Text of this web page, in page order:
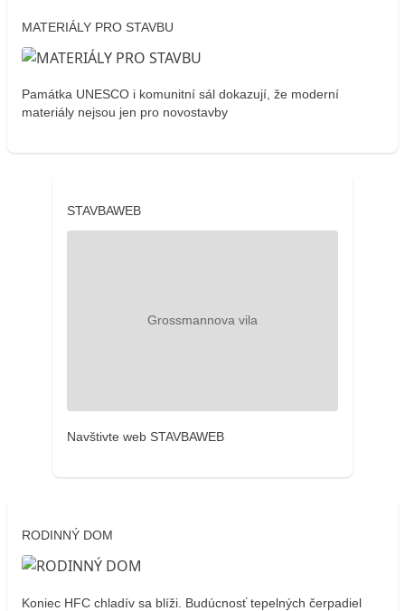
MATERIÁLY PRO STAVBU
Památka UNESCO i komunitní sál dokazují, že moderní
materiály nejsou jen pro novostavby
STAVBAWEB
Navštivte web STAVBAWEB
RODINNÝ DOM
Koniec HFC chladív sa blíži. Budúcnosť tepelných čerpadiel